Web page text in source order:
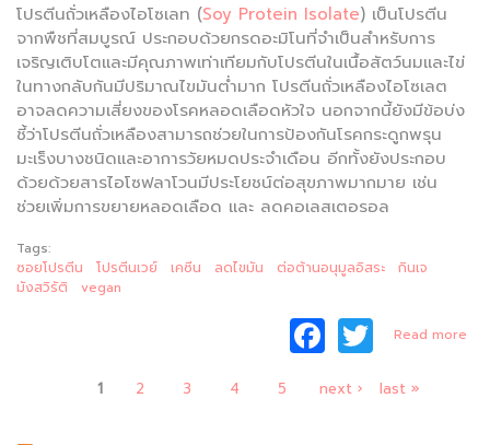
โปรตีนถั่วเหลืองไอโซเลท (Soy Protein Isolate) เป็นโปรตีน
จากพืชที่สมบูรณ์ ประกอบด้วยกรดอะมิโนที่จำเป็นสำหรับการ
เจริญเติบโตและมีคุณภาพเท่าเทียมกับโปรตีนในเนื้อสัตว์นมและไข่
ในทางกลับกันมีปริมาณไขมันต่ำมาก โปรตีนถั่วเหลืองไอโซเลต
อาจลดความเสี่ยงของโรคหลอดเลือดหัวใจ นอกจากนี้ยังมีข้อบ่ง
ชี้ว่าโปรตีนถั่วเหลืองสามารถช่วยในการป้องกันโรคกระดูกพรุน
มะเร็งบางชนิดและอาการวัยหมดประจำเดือน อีกทั้งยังประกอบ
ด้วยด้วยสารไอโซฟลาโวนมีประโยชน์ต่อสุขภาพมากมาย เช่น
ช่วยเพิ่มการขยายหลอดเลือด และ ลดคอเลสเตอรอล
Tags:
ซอยโปรตีน
โปรตีนเวย์ เคซีน ลดไขมัน ต่อต้านอนุมูลอิสระ
กินเจ
มังสวิรัติ
vegan
F
a
c
T
w
itt
Read more
1 2 3 4 5 next › last »